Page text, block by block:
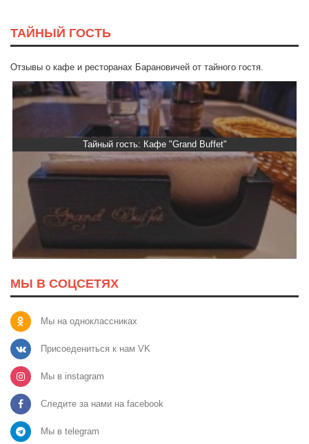
ТАЙНЫЙ ГОСТЬ
Отзывы о кафе и ресторанах Барановичей от тайного гостя.
Тайный гость: Кафе "Grand Buffet"
МЫ В СОЦСЕТЯХ
Мы на одноклассниках
Присоедениться к нам VK
Мы в instagram
Следите за нами на facebook
Мы в telegram